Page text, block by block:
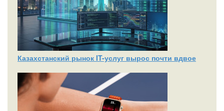
Казахстанский рынок IT-услуг вырос почти вдвое